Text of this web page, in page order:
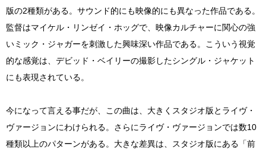
版の2種類がある。サウンド的にも映像的にも異なった作品である。
監督はマイケル・リンゼイ・ホッグで、映像カルチャーに関心の強
いミック・ジャガーを刺激した興味深い作品である。こういう視覚
的な感覚は、デビッド・ベイリーの撮影したシングル・ジャケット
にも表現されている。
今になって言える事だが、この曲は、大きくスタジオ版とライヴ・
ヴァージョンにわけられる。さらにライヴ・ヴァージョンでは数10
種類以上のパターンがある。大きな差異は、スタジオ版にある「前